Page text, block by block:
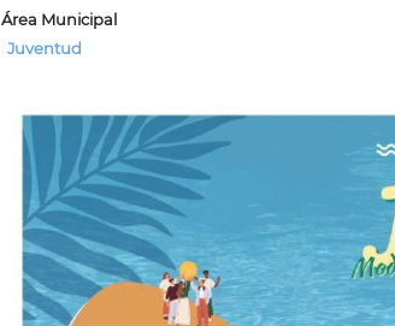
Área Municipal
Juventud